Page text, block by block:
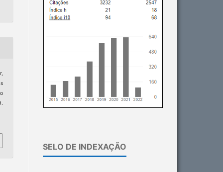
SELO DE INDEXAÇÃO